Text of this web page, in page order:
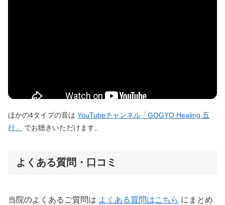
ほかの4タイプの音は YouTubeチャンネル「GOGYO Healing 五
行」
でお聴きいただけます。
よくある質問・口コミ
当院のよくあるご質問は よくある質問はこちら にまとめ